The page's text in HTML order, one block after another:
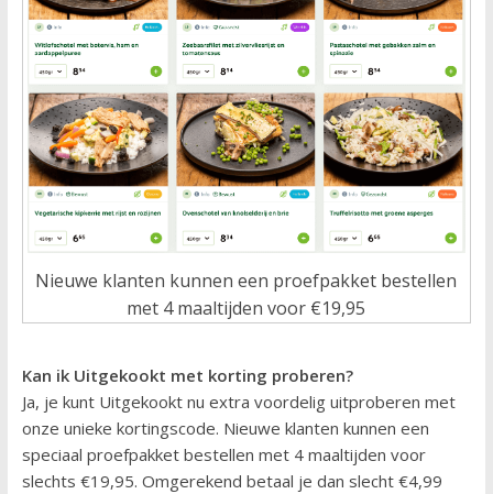
Nieuwe klanten kunnen een proefpakket bestellen
met 4 maaltijden voor €19,95
Kan ik Uitgekookt met korting proberen?
Ja, je kunt Uitgekookt nu extra voordelig uitproberen met
onze unieke kortingscode. Nieuwe klanten kunnen een
speciaal proefpakket bestellen met 4 maaltijden voor
slechts €19,95. Omgerekend betaal je dan slecht €4,99